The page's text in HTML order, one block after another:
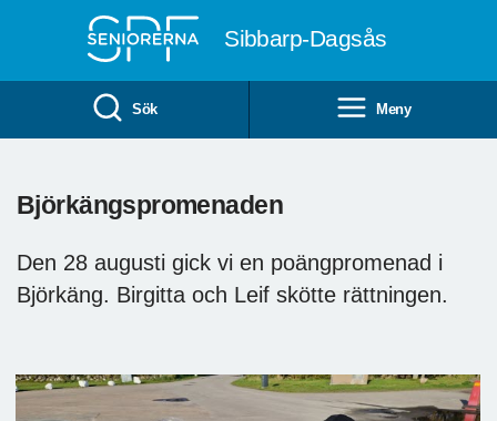
Sibbarp-Dagsås
Sök Meny
Björkängspromenaden
Den 28 augusti gick vi en poängpromenad i
Björkäng. Birgitta och Leif skötte rättningen.